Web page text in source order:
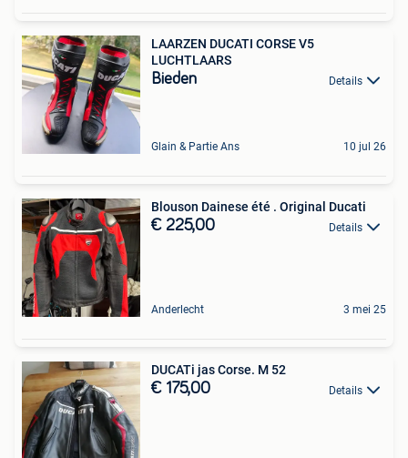
LAARZEN DUCATI CORSE V5
LUCHTLAARS
Bieden Details
Glain & Partie Ans 10 jul 26
Blouson Dainese été . Original Ducati
€ 225,00 Details
Anderlecht 3 mei 25
DUCATi jas Corse. M 52
€ 175,00 Details